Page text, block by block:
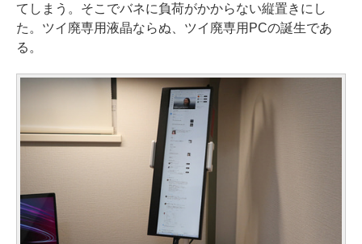
てしまう。そこでバネに負荷がかからない縦置きにし
た。ツイ廃専用液晶ならぬ、ツイ廃専用PCの誕生であ
る。